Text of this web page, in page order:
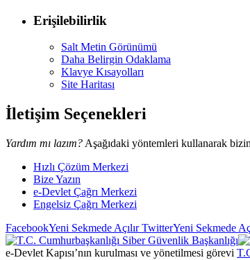
Erişilebilirlik
Salt Metin Görünümü
Daha Belirgin Odaklama
Klavye Kısayolları
Site Haritası
İletişim Seçenekleri
Yardım mı lazım? Aşağıdaki yöntemleri kullanarak
Hızlı Çözüm Merkezi
Bize Yazın
e-Devlet Çağrı Merkezi
Engelsiz Çağrı Merkezi
FacebookYeni Sekmede AçılırTwitterYeni Sekmede
e-Devlet Kapısı’nın kurulması ve yönetilmesi görevi